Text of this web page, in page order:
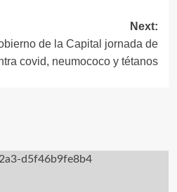
Next:
de la Capital jornada de
covid, neumococo y tétanos